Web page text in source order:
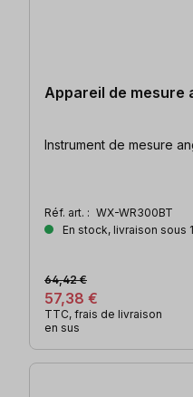
Appareil de mesure
Instrument de mesure
Réf. art. : WX-WR300BT
En stock, livraison sous
57,38 €
64,42 €
TTC, frais de livraison
en sus